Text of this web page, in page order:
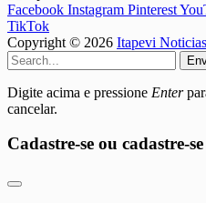
Facebook Instagram Pinterest
TikTok
Copyright © 2026 Itapevi Noticias
Digite acima e pressione Enter
cancelar.
Cadastre-se ou cadastre-se